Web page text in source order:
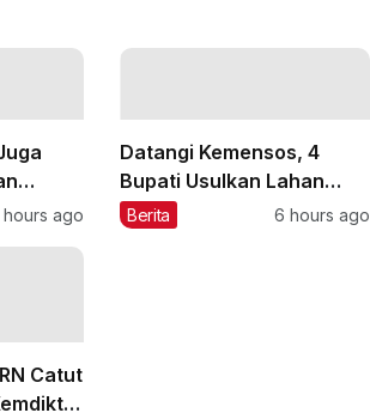
ago
Datangi Kemensos, 4
Bupati Usulkan Lahan
Sekolah Rakyat Permanen
Berita 6 hours ago
Catut